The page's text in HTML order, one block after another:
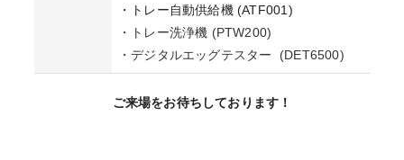
・トレー自動供給機 (ATF001)
・トレー洗浄機 (PTW200)
・デジタルエッグテスター (DET6500)
ご来場をお待ちしております！